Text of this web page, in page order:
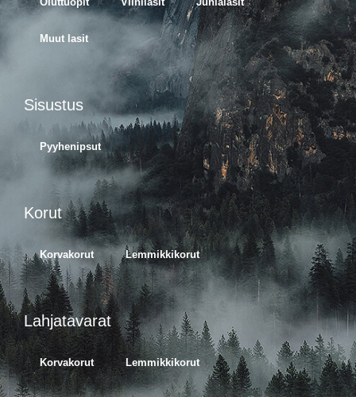
Muut lasit
Sisustus
Pyyhenipsut
Korut
Korvakorut Lemmikkikorut
Lahjatavarat
Korvakorut Lemmikkikorut